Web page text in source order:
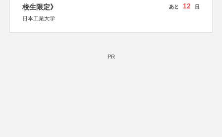
校生限定》
日本工業大学
あと 12 日
PR